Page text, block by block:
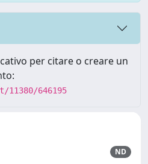
per citare o creare un
646195
ND